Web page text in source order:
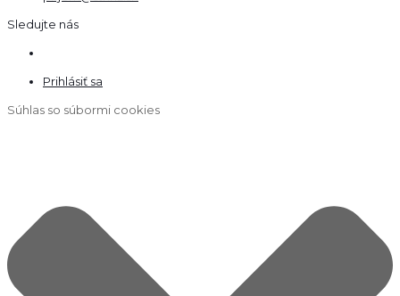
Sledujte nás
Prihlásiť sa
Súhlas so súbormi cookies